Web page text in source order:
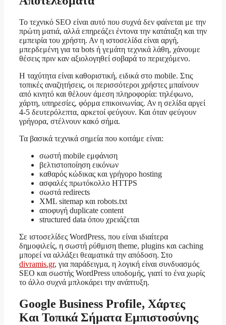
Το τεχνικό SEO είναι αυτό που συχνά δεν φαίνεται με την
πρώτη ματιά, αλλά επηρεάζει έντονα την κατάταξη και την
εμπειρία του χρήστη. Αν η ιστοσελίδα είναι αργή,
μπερδεμένη για τα bots ή γεμάτη τεχνικά λάθη, χάνουμε
θέσεις πριν καν αξιολογηθεί σοβαρά το περιεχόμενο.
Η ταχύτητα είναι καθοριστική, ειδικά στο mobile. Στις
τοπικές αναζητήσεις, οι περισσότεροι χρήστες μπαίνουν
από κινητό και θέλουν άμεση πληροφορία: τηλέφωνο,
χάρτη, υπηρεσίες, φόρμα επικοινωνίας. Αν η σελίδα αργεί
4-5 δευτερόλεπτα, αρκετοί φεύγουν. Και όταν φεύγουν
γρήγορα, στέλνουν κακό σήμα.
Τα βασικά τεχνικά σημεία που κοιτάμε είναι:
σωστή mobile εμφάνιση
βελτιστοποίηση εικόνων
καθαρός κώδικας και γρήγορο hosting
ασφαλές πρωτόκολλο HTTPS
σωστά redirects
XML sitemap και robots.txt
αποφυγή duplicate content
structured data όπου χρειάζεται
Σε ιστοσελίδες WordPress, που είναι ιδιαίτερα
δημοφιλείς, η σωστή ρύθμιση theme, plugins και caching
μπορεί να αλλάξει θεαματικά την απόδοση. Στο
divramis.gr, για παράδειγμα, η λογική είναι συνδυασμός
SEO και σωστής WordPress υποδομής, γιατί το ένα χωρίς
το άλλο συχνά μπλοκάρει την ανάπτυξη.
Google Business Profile, Χάρτες
Και Τοπικά Σήματα Εμπιστοσύνης